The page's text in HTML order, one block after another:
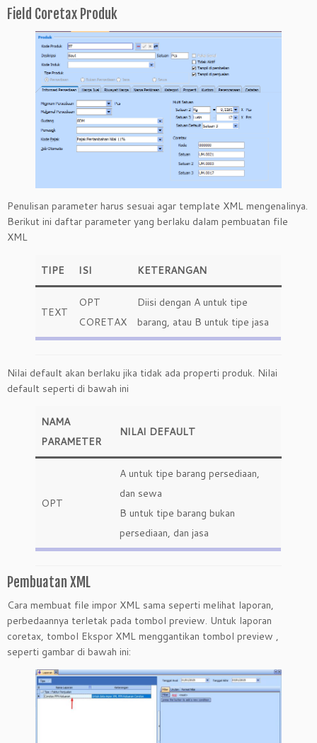
Field Coretax Produk
Penulisan parameter harus sesuai agar template XML mengenalinya.
Berikut ini daftar parameter yang berlaku dalam pembuatan file
XML
TIPE ISI KETERANGAN
TEXT
OPT
CORETAX
Diisi dengan A untuk tipe
barang, atau B untuk tipe jasa
Nilai default akan berlaku jika tidak ada properti produk. Nilai
default seperti di bawah ini
NAMA
PARAMETER
NILAI DEFAULT
OPT
A untuk tipe barang persediaan,
dan sewa
B untuk tipe barang bukan
persediaan, dan jasa
Pembuatan XML
Cara membuat file impor XML sama seperti melihat laporan,
perbedaannya terletak pada tombol preview. Untuk laporan
coretax, tombol Ekspor XML menggantikan tombol preview ,
seperti gambar di bawah ini: